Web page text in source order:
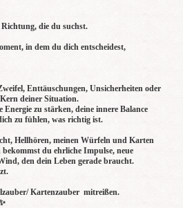
die du suchst.
in dem du dich entscheidest,
Enttäuschungen, Unsicherheiten oder
deiner Situation.
zu stärken, deine innere Balance
zu fühlen, was richtig ist.
Hellhören, meinen Würfeln und Karten
du ehrliche Impulse, neue
den dein Leben gerade braucht.
Kartenzauber mitreißen.